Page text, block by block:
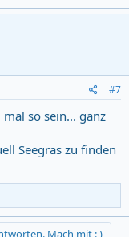
#7
so sein... ganz
Seegras zu finden
Mach mit : )